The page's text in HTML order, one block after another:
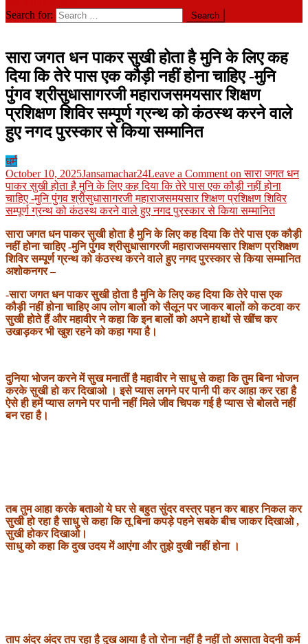
Search for:
सारा जगत धन पाकर सुखी होता है मुनि के लिए कह
दिया कि तेरे पास एक कौड़ी नहीं होना चाहिए -मुनि
पुंगव श्रीसुधासागरजी महाराजसमयसार शिक्षण
प्रशिक्षण शिविर सम्पूर्ण ग्रन्थ को कंठस्थ करने वाले
हुए नगद पुरस्कार से किया सम्मानित
धर्म
October 10, 2025Jansamachar24Leave a Comment on सारा जगत धन
पाकर सुखी होता है मुनि के लिए कह दिया कि तेरे पास एक कौड़ी नहीं होना
चाहिए -मुनि पुंगव श्रीसुधासागरजी महाराजसमयसार शिक्षण प्रशिक्षण शिविर
सम्पूर्ण ग्रन्थ को कंठस्थ करने वाले हुए नगद पुरस्कार से किया सम्मानित
सारा जगत धन पाकर सुखी होता है मुनि के लिए कह दिया कि तेरे पास एक कौड़ी
नहीं होना चाहिए -मुनि पुंगव श्रीसुधासागरजी महाराजसमयसार शिक्षण प्रशिक्षण
शिविर सम्पूर्ण ग्रन्थ को कंठस्थ करने वाले हुए नगद पुरस्कार से किया सम्मानित
अशोकनगर –
-सारा जगत धन पाकर सुखी होता है मुनि के लिए कह दिया कि तेरे पास एक
कौड़ी नहीं होना चाहिए आप लोग बालो को सैलून पर जाकर बालों को कटवा कर
सुखी होते हैं और महावीर ने कहा कि इन बालों को अपने हाथों से खींच कर
उखाड़कर भी खुश रहने को कहा गया है।
दुनिया भोजन करने में सुख मनातीं है महावीर ने साधु से कहा कि तुम बिना भोजन
करके सुखी हो कर दिखाओ । इसे प्यास लगने पर पानी पी कर आहा कर रहा है
ऐसे ही हमें प्यास लगने पर पानी नहीं मिले जीव चिपक गई है प्यास से बोलते नहीं
बन रहा है।
तब तुम आहा करके बताओ ये घर से बहुत सुंदर वस्त्र पहन कर बाहर निकल कर
सुखी हो रहा है साधु से कहा कि तू बिना कपड़े पहने सबके बीच जाकर दिखाओ ,
सुखी होकर दिखाओ।
साधु को कहा कि दुख उदय में आएंगा और तुझे दुखी नहीं होना ।
ताप अंदर अंदर तप रहा है दुख आया है तो रोना नहीं है नहीं तो असाता वेदनी कर्म